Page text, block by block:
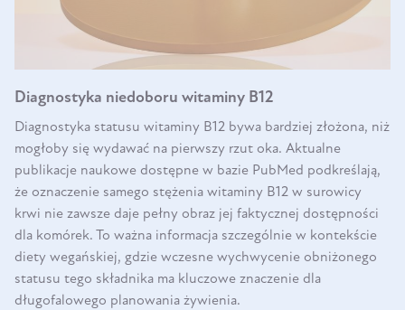
Diagnostyka niedoboru witaminy B12
Diagnostyka statusu witaminy B12 bywa bardziej złożona, niż
mogłoby się wydawać na pierwszy rzut oka. Aktualne
publikacje naukowe dostępne w bazie PubMed podkreślają,
że oznaczenie samego stężenia witaminy B12 w surowicy
krwi nie zawsze daje pełny obraz jej faktycznej dostępności
dla komórek. To ważna informacja szczególnie w kontekście
diety wegańskiej, gdzie wczesne wychwycenie obniżonego
statusu tego składnika ma kluczowe znaczenie dla
długofalowego planowania żywienia.